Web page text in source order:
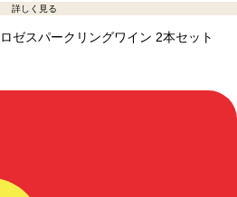
詳しく見る
ゼスパークリングワイン 2本セット